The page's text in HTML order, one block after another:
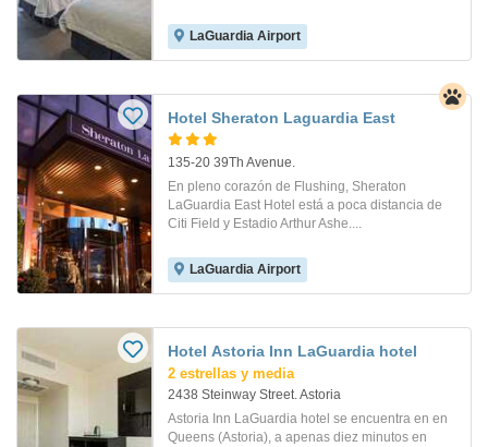
LaGuardia Airport
Hotel Sheraton Laguardia East
135-20 39Th Avenue.
En pleno corazón de Flushing, Sheraton
LaGuardia East Hotel está a poca distancia de
Citi Field y Estadio Arthur Ashe....
LaGuardia Airport
Hotel Astoria Inn LaGuardia hotel
2 estrellas y media
2438 Steinway Street. Astoria
Astoria Inn LaGuardia hotel se encuentra en en
Queens (Astoria), a apenas diez minutos en